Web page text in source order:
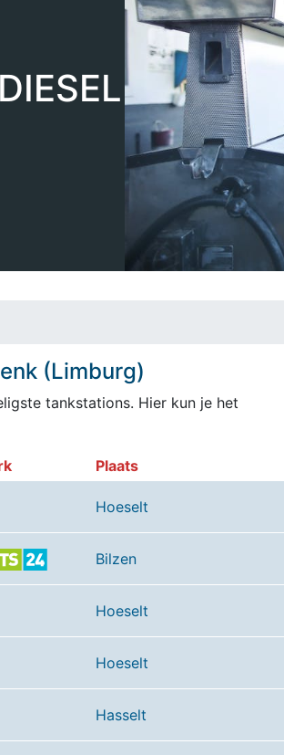
DIESEL
(Limburg)
tankstations. Hier kun je het
Plaats
Hoeselt
Bilzen
Hoeselt
Hoeselt
Hasselt